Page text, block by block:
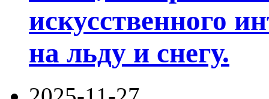
искусственного
на льду и снегу.